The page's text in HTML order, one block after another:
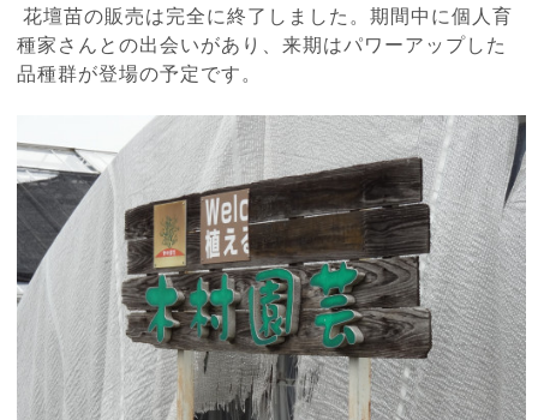
花壇苗の販売は完全に終了しました。期間中に個人育
種家さんとの出会いがあり、来期はパワーアップした
品種群が登場の予定です。